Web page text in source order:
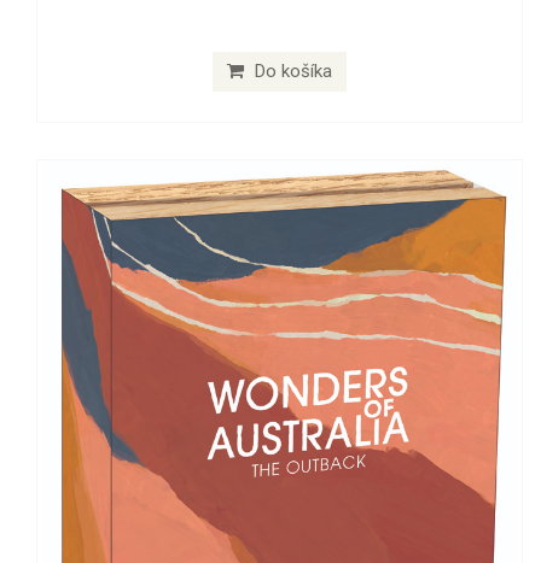
Do košíka